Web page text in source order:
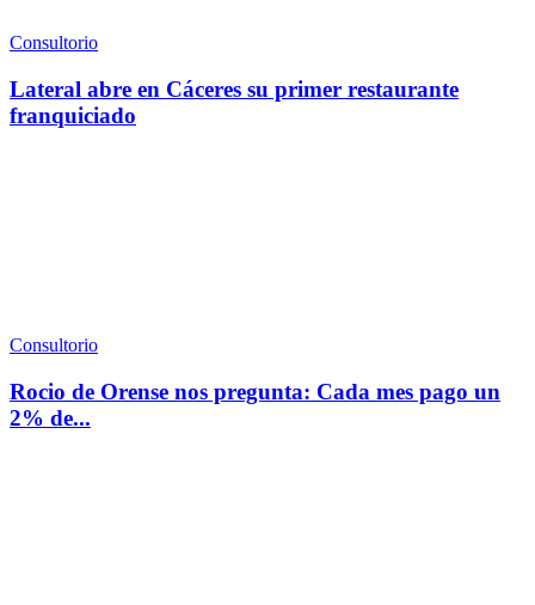
Consultorio
Lateral abre en Cáceres su primer restaurante
franquiciado
Consultorio
Rocio de Orense nos pregunta: Cada mes pago un
2% de...